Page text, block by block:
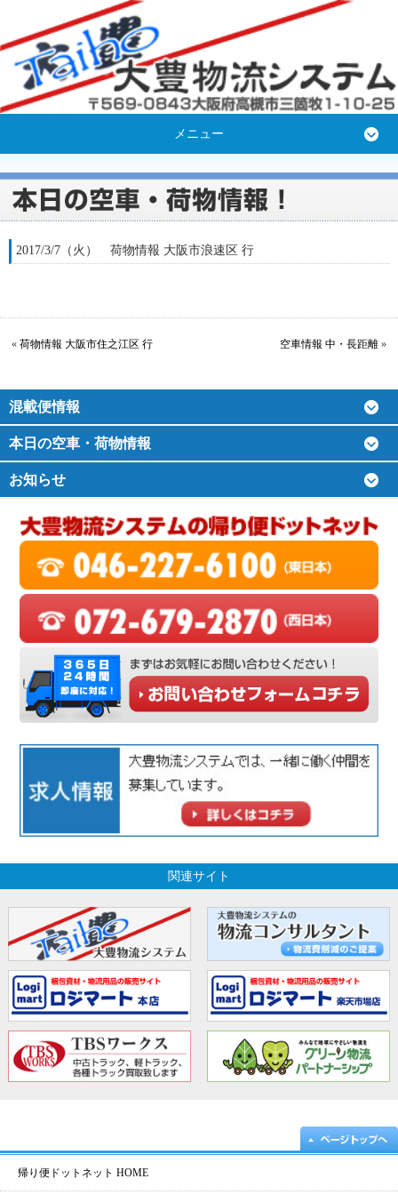
メニュー
2017/3/7（火） 荷物情報 大阪市浪速区 行
« 荷物情報 大阪市住之江区 行 空車情報 中・長距離 »
混載便情報
本日の空車・荷物情報
お知らせ
関連サイト
帰り便ドットネット HOME